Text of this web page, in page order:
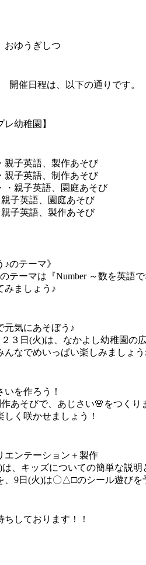
ゆうぎしつ
催日程は、以下の通りです。
レ幼稚園】
親子英語、製作あそび
親子英語、制作あそび
・親子英語、園庭あそび
子英語、園庭あそび
子英語、製作あそび
♪のテーマ》
テーマは『Number ～数を英語
みましょう♪
元気にあそぼう♪
３日(火)は、なかよし幼稚園の
なでめいっぱい楽しみましょう
いを作ろう！
あそびで、あじさい🌸をつくり
く咲かせましょう！
エンテーション＋製作
は、キッズについての簡単な説
、9日(火)は〇△□のシール遊びを
しております！！